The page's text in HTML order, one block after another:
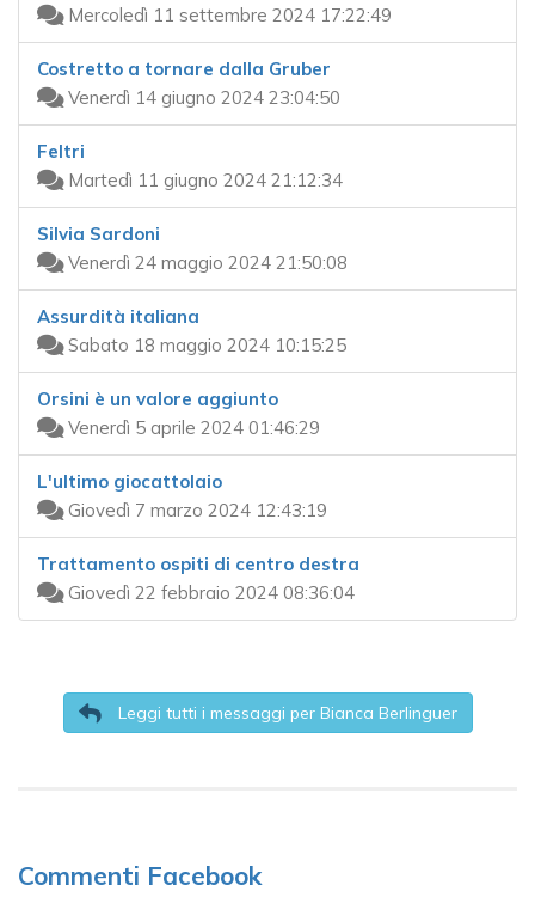
Mercoledì 11 settembre 2024 17:22:49
Costretto a tornare dalla Gruber
Venerdì 14 giugno 2024 23:04:50
Feltri
Martedì 11 giugno 2024 21:12:34
Silvia Sardoni
Venerdì 24 maggio 2024 21:50:08
Assurdità italiana
Sabato 18 maggio 2024 10:15:25
Orsini è un valore aggiunto
Venerdì 5 aprile 2024 01:46:29
L'ultimo giocattolaio
Giovedì 7 marzo 2024 12:43:19
Trattamento ospiti di centro destra
Giovedì 22 febbraio 2024 08:36:04
Leggi tutti i messaggi per Bianca Berlinguer
Commenti Facebook